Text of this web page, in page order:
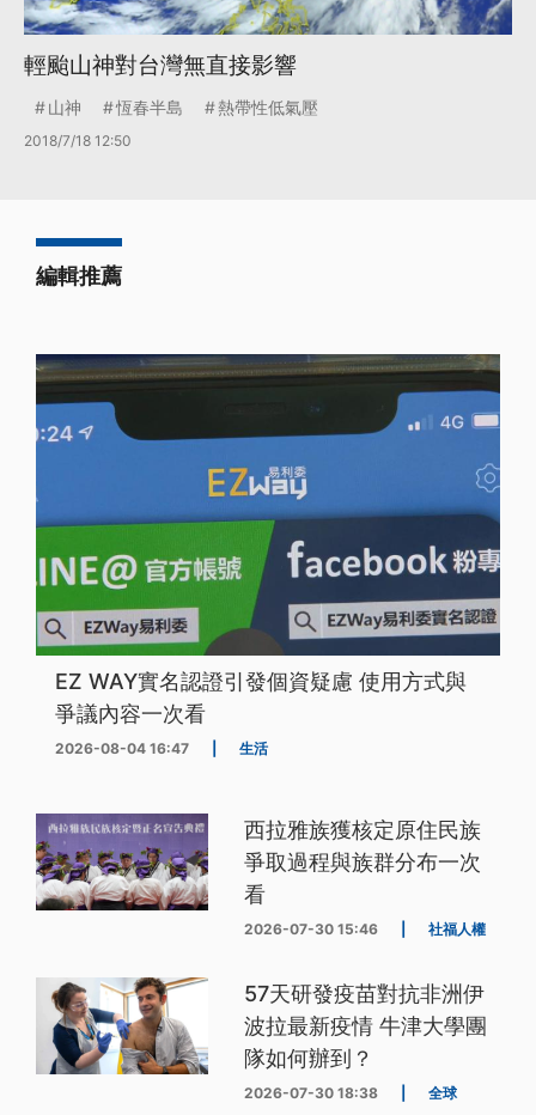
輕颱山神對台灣無直接影響
山神 恆春半島 熱帶性低氣壓
2018/7/18 12:50
編輯推薦
EZ WAY實名認證引發個資疑慮 使用方式與
爭議內容一次看
2026-08-04 16:47 生活
西拉雅族獲核定原住民族
爭取過程與族群分布一次
看
2026-07-30 15:46 社福人權
57天研發疫苗對抗非洲伊
波拉最新疫情 牛津大學團
隊如何辦到？
2026-07-30 18:38 全球